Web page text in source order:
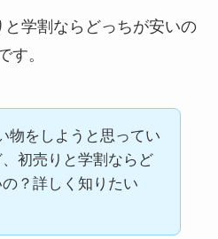
学割ならどっちが安いの
す。
物をしようと思ってい
初売りと学割ならど
？詳しく知りたい